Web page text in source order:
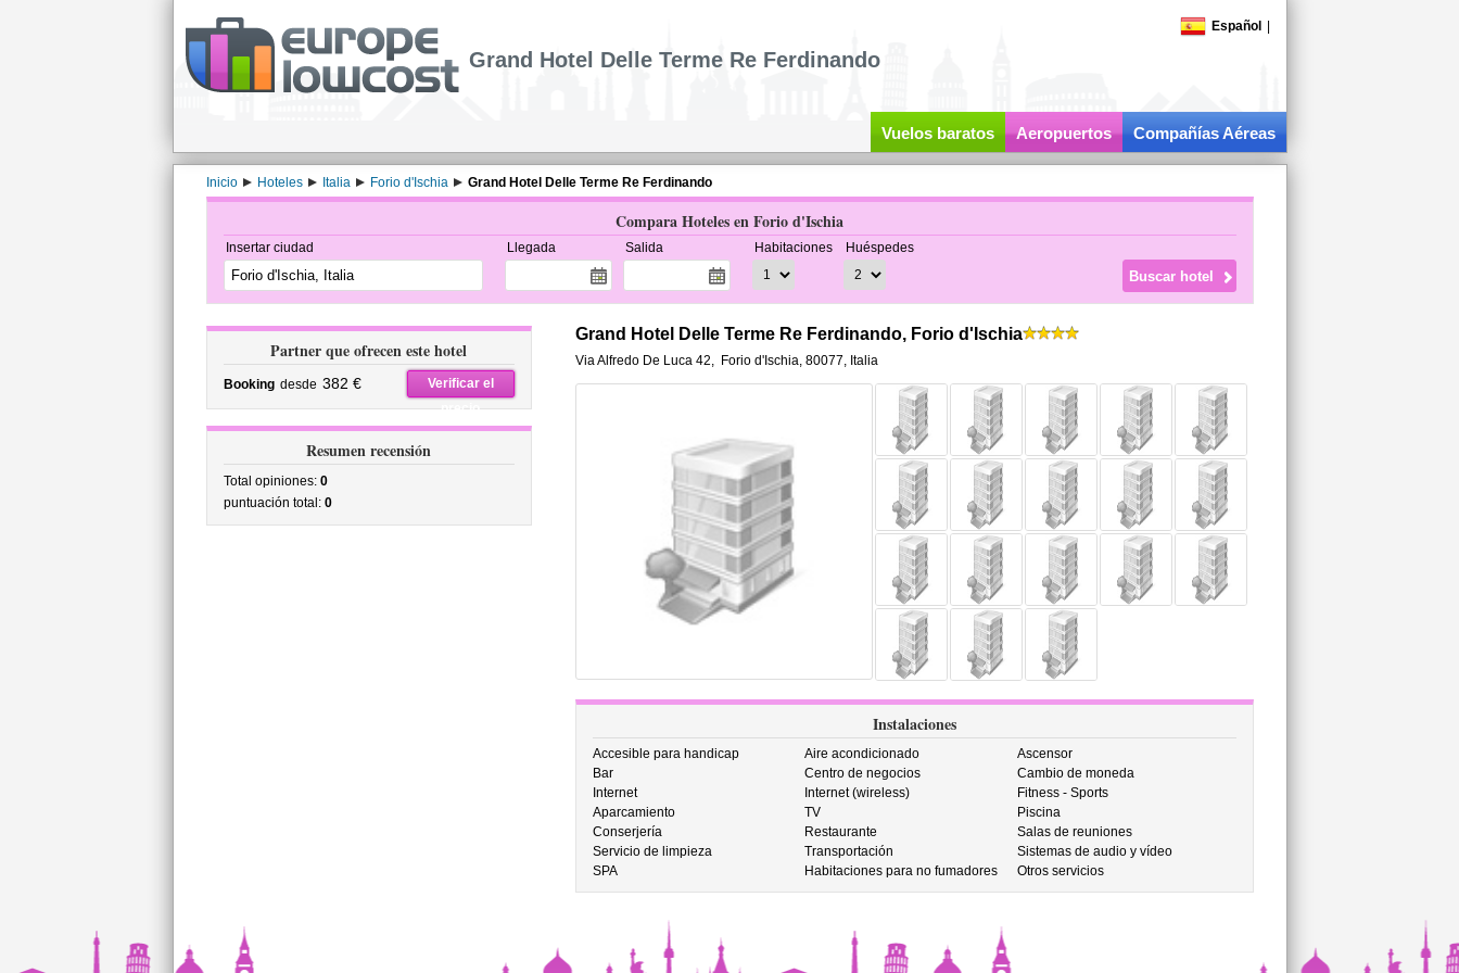
Español
Grand Hotel Delle Terme Re Ferdinando
Vuelos baratos Aeropuertos Compañías Aéreas
Inicio Hoteles Italia Forio d'Ischia Grand Hotel Delle Terme Re Ferdinando
Compara Hoteles en Forio d'Ischia
Insertar ciudad Llegada Salida Habitaciones Huéspedes
Partner que ofrecen este hotel
Booking desde 382 €
Verificar el
precio
Resumen recensión
Total opiniones: 0
puntuación total: 0
Grand Hotel Delle Terme Re Ferdinando, Forio d'Ischia
Via Alfredo De Luca 42, Forio d'Ischia, 80077, Italia
Instalaciones
Accesible para handicap Aire acondicionado
Ascensor
Bar
Centro de negocios
Cambio de moneda
Internet
Internet (wireless)
Fitness - Sports
Aparcamiento
TV
Piscina
Conserjería
Restaurante
Salas de reuniones
Servicio de limpieza
Transportación
Sistemas de audio y vídeo
SPA
Habitaciones para no fumadores Otros servicios